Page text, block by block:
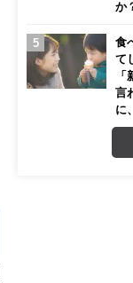
か
食
て
言
に